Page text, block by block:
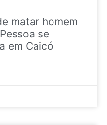
matar homem
se
em Caicó